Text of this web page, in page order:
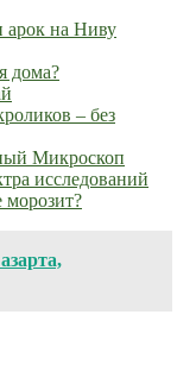
арок на Ниву
дома?
– без
Микроскоп
исследований
морозит?